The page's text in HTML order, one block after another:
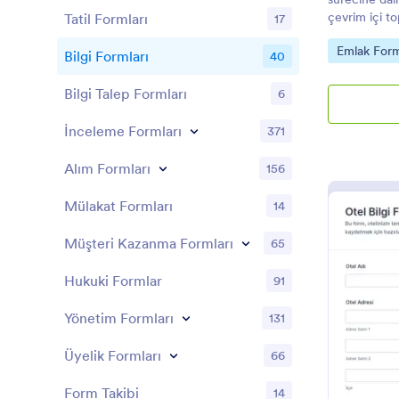
çevrim içi
yönetin ve
Go to
Emlak
Tatil Formları 17
Bilgi Formları 40
Bilgi Talep Formları 6
İnceleme Formları 371
Alım Formları 156
Mülakat Formları 14
Müşteri Kazanma Formları 65
Hukuki Formlar 91
Yönetim Formları 131
Üyelik Formları 66
Form Takibi 14